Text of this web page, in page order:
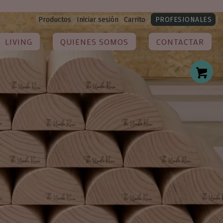
Productos
Iniciar sesión Carrito PROFESIONALES
LIVING QUIENES SOMOS CONTACTAR